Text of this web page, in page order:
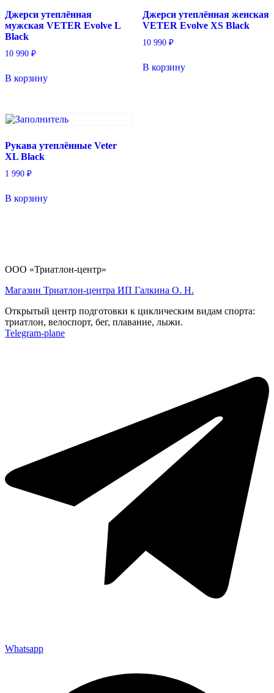
Джерси утеплённая
мужская VETER Evolve L
Black
10 990 ₽
В корзину
Джерси утеплённая женская
VETER Evolve XS Black
10 990 ₽
В корзину
Рукава утеплённые Veter
XL Black
1 990 ₽
В корзину
ООО «Триатлон-центр»
Магазин Триатлон-центра ИП Галкина О. Н.
Открытый центр подготовки к циклическим видам спорта:
триатлон, велоспорт, бег, плавание, лыжи.
Telegram-plane
Whatsapp